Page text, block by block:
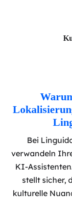
Bei
verwandeln
KI-
stellt sicher,
kulturelle